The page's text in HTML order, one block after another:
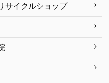
サイクルショップ